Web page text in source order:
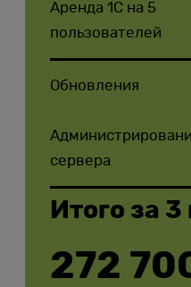
Аренда 1С на 5
пользователей
Обновления
сервера
Итого за 3
272